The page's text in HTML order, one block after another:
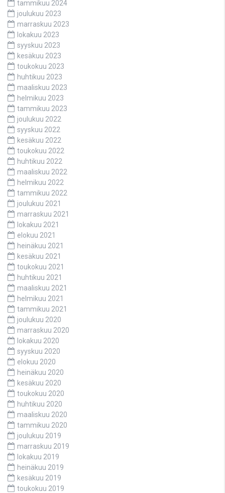
tammikuu 2024
joulukuu 2023
marraskuu 2023
lokakuu 2023
syyskuu 2023
kesäkuu 2023
toukokuu 2023
huhtikuu 2023
maaliskuu 2023
helmikuu 2023
tammikuu 2023
joulukuu 2022
syyskuu 2022
kesäkuu 2022
toukokuu 2022
huhtikuu 2022
maaliskuu 2022
helmikuu 2022
tammikuu 2022
joulukuu 2021
marraskuu 2021
lokakuu 2021
elokuu 2021
heinäkuu 2021
kesäkuu 2021
toukokuu 2021
huhtikuu 2021
maaliskuu 2021
helmikuu 2021
tammikuu 2021
joulukuu 2020
marraskuu 2020
lokakuu 2020
syyskuu 2020
elokuu 2020
heinäkuu 2020
kesäkuu 2020
toukokuu 2020
huhtikuu 2020
maaliskuu 2020
tammikuu 2020
joulukuu 2019
marraskuu 2019
lokakuu 2019
heinäkuu 2019
kesäkuu 2019
toukokuu 2019